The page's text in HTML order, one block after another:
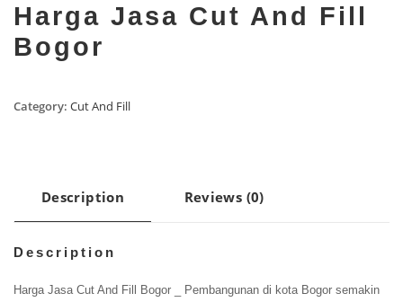
Harga Jasa Cut And Fill
Bogor
Category: Cut And Fill
Description Reviews (0)
Description
Harga Jasa Cut And Fill Bogor _ Pembangunan di kota Bogor semakin